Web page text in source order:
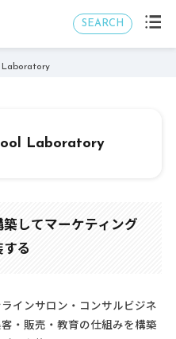
SEARCH
Laboratory
Laboratory
してマーケティング
る
インサロン・コンサルビジネ
・販売・教育の仕組みを構築